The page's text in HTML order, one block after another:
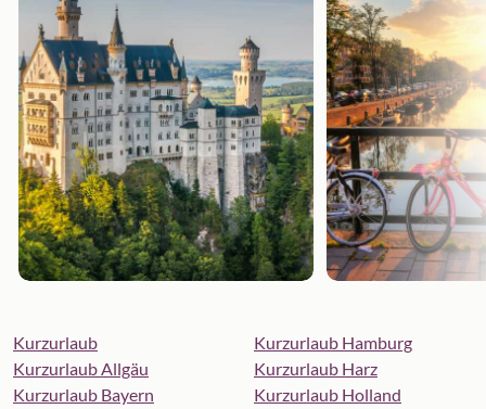
Kurzurlaub
Kurzurlaub Allgäu
Kurzurlaub Bayern
Kurzurlaub Hamburg
Kurzurlaub Harz
Kurzurlaub Holland